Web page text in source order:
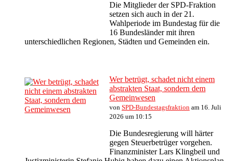
Die Mitglieder der SPD-Fraktion
setzen sich auch in der 21.
Wahlperiode im Bundestag für die
16 Bundesländer mit ihren
unterschiedlichen Regionen, Städten und Gemeinden ein.
Wer betrügt, schadet nicht einem
abstrakten Staat, sondern dem
Gemeinwesen
von SPD-Bundestagsfraktion am 16. Juli
2026 um 10:15
Die Bundesregierung will härter
gegen Steuerbetrüger vorgehen.
Finanzminister Lars Klingbeil und